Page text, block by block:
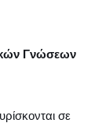
Γνώσεων
σε